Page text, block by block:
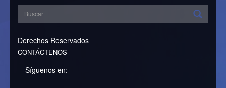
Derechos Reservados
CONTÁCTENOS
Síguenos en: